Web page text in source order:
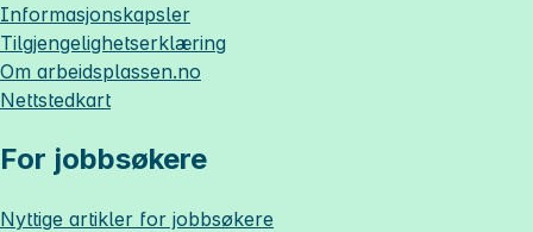
Informasjonskapsler
Tilgjengelighetserklæring
Om arbeidsplassen.no
Nettstedkart
For jobbsøkere
Nyttige artikler for jobbsøkere